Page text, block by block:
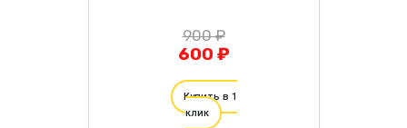
900 ₽
600 ₽
Купить в 1
клик